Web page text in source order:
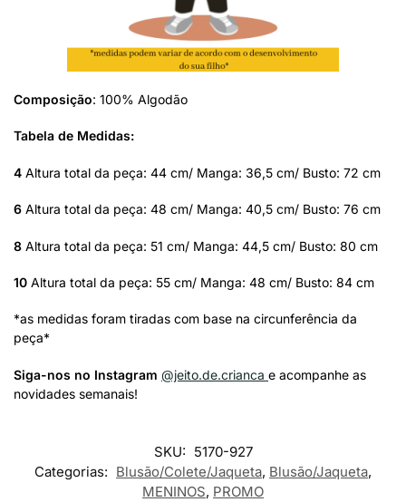
Composição: 100% Algodão
Tabela de Medidas:
4 Altura total da peça: 44 cm/ Manga: 36,5 cm/ Busto: 72 cm
6 Altura total da peça: 48 cm/ Manga: 40,5 cm/ Busto: 76 cm
8 Altura total da peça: 51 cm/ Manga: 44,5 cm/ Busto: 80 cm
10 Altura total da peça: 55 cm/ Manga: 48 cm/ Busto: 84 cm
*as medidas foram tiradas com base na circunferência da
peça*
Siga-nos no Instagram @jeito.de.crianca e acompanhe as
novidades semanais!
SKU: 5170-927
Categorias: Blusão/Colete/Jaqueta, Blusão/Jaqueta,
MENINOS, PROMO